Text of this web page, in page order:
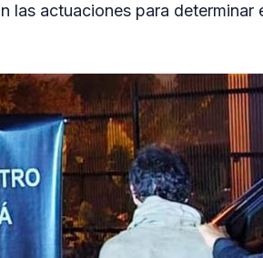
las actuaciones para